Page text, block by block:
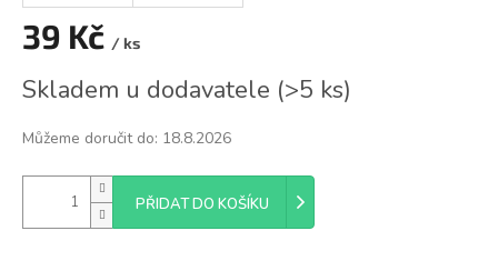
39 Kč / ks
cena:
Skladem u dodavatele (>5 ks)
Můžeme doručit do: 18.8.2026
PŘIDAT DO KOŠÍKU